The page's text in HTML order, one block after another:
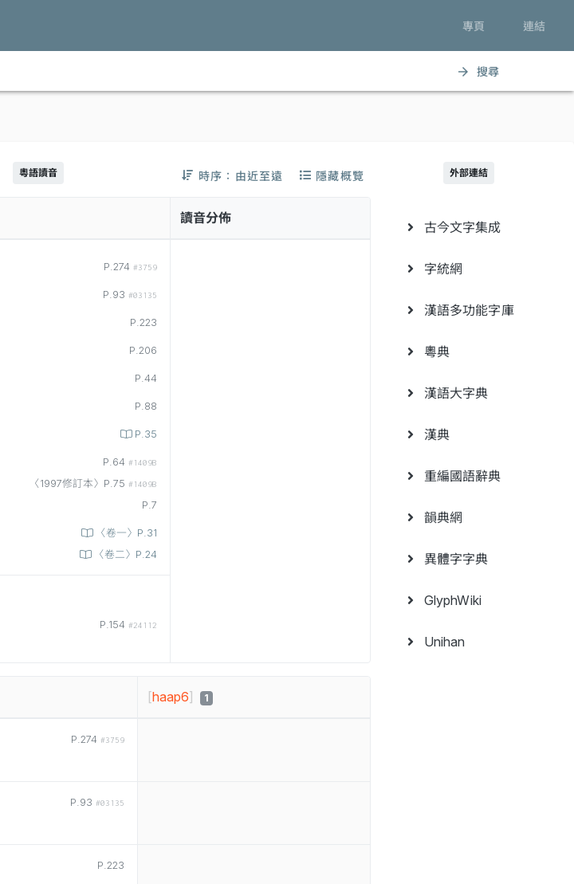
專頁 連結
arrow_forward 搜尋
粵語讀音 時序：由近至遠 隱藏概覽
P.274 #3759
P.93 #03135
P.223
P.206
P.44
P.88
P.35
P.64 #1409B
〈1997修訂本〉P.75 #1409B
P.7
〈卷一〉P.31
〈卷二〉P.24
P.154 #24112
讀音分佈
[haap6] 1
P.274 #3759
P.93 #03135
P.223
外部連結
古今文字集成
字統網
漢語多功能字庫
粵典
漢語大字典
漢典
重編國語辭典
韻典網
異體字字典
GlyphWiki
Unihan